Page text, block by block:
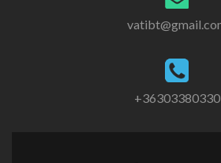
+36303380330